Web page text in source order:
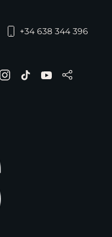
+34 638 344 396